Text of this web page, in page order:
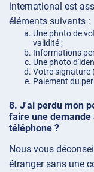
international est
éléments suivants :
Une photo de
validité ;
Informations
Une photo
Votre signature
Paiement du
J'ai perdu mon
faire une demande
téléphone ?
Nous vous
étranger sans une